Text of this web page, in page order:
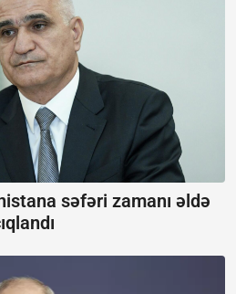
səfəri zamanı əldə